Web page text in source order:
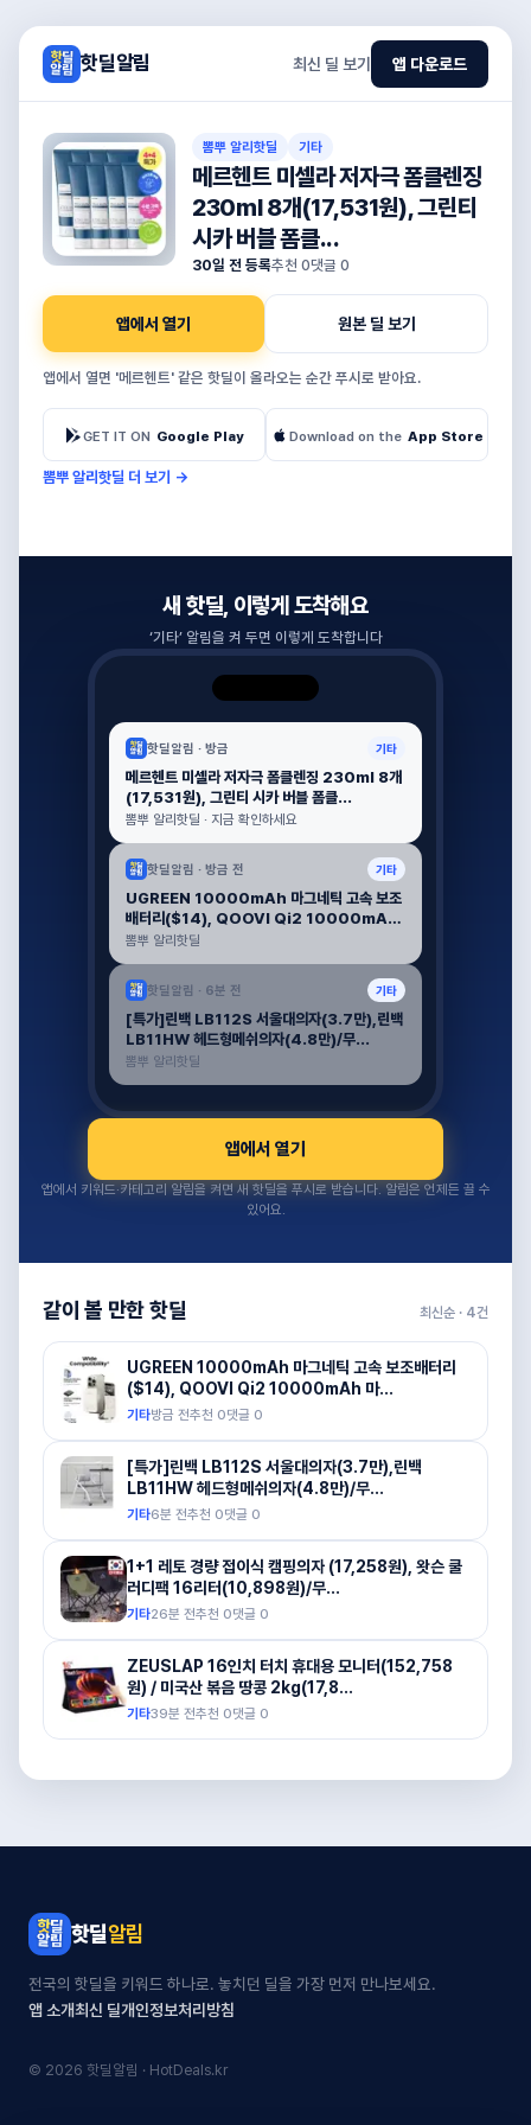
핫딜알림 최신 딜 보기 앱 다운로드
뽐뿌 알리핫딜 기타
메르헨트 미셀라 저자극 폼클렌징
230ml 8개(17,531원), 그린티
시카 버블 폼클...
30일 전 등록추천 0댓글 0
앱에서 열기 원본 딜 보기
앱에서 열면 '메르헨트' 같은 핫딜이 올라오는 순간 푸시로 받아요.
GET IT ON Google Play Download on the App Store
뽐뿌 알리핫딜 더 보기 →
새 핫딜, 이렇게 도착해요
‘기타’ 알림을 켜 두면 이렇게 도착합니다
핫딜알림 · 방금 기타
메르헨트 미셀라 저자극 폼클렌징 230ml 8개
(17,531원), 그린티 시카 버블 폼클...
뽐뿌 알리핫딜 · 지금 확인하세요
핫딜알림 · 방금 전 기타
UGREEN 10000mAh 마그네틱 고속 보조
배터리($14), QOOVI Qi2 10000mAh
마...
뽐뿌 알리핫딜
핫딜알림 · 6분 전 기타
[특가]린백 LB112S 서울대의자(3.7만),린백
LB11HW 헤드형메쉬의자(4.8만)/무...
뽐뿌 알리핫딜
앱에서 열기
앱에서 키워드·카테고리 알림을 켜면 새 핫딜을 푸시로 받습니다. 알림은 언제든 끌 수
있어요.
같이 볼 만한 핫딜 최신순 · 4건
UGREEN 10000mAh 마그네틱 고속 보조배터리
($14), QOOVI Qi2 10000mAh 마...
기타방금 전추천 0댓글 0
[특가]린백 LB112S 서울대의자(3.7만),린백
LB11HW 헤드형메쉬의자(4.8만)/무...
기타6분 전추천 0댓글 0
1+1 레토 경량 접이식 캠핑의자 (17,258원), 왓슨 쿨
러디팩 16리터(10,898원)/무...
기타26분 전추천 0댓글 0
ZEUSLAP 16인치 터치 휴대용 모니터(152,758
원) / 미국산 볶음 땅콩 2kg(17,8...
기타39분 전추천 0댓글 0
핫딜알림
전국의 핫딜을 키워드 하나로. 놓치던 딜을 가장 먼저 만나보세요.
앱 소개최신 딜개인정보처리방침
© 2026 핫딜알림 · HotDeals.kr